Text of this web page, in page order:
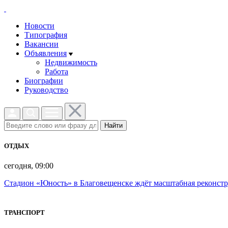
Новости
Типография
Вакансии
Объявления
Недвижимость
Работа
Биографии
Руководство
Найти
ОТДЫХ
сегодня, 09:00
Стадион «Юность» в Благовещенске ждёт масштабная
ТРАНСПОРТ